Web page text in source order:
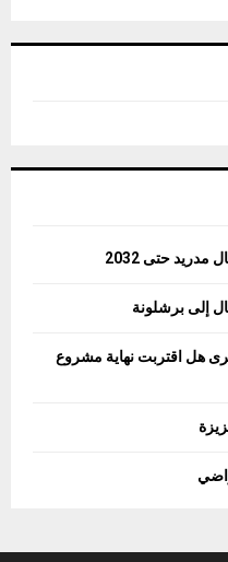
حتى 2032
إلى برشلونة
هل اقتربت نهاية مشروع